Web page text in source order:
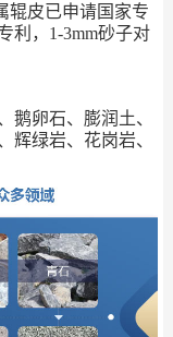
辊皮已申请国家专
利，1-3mm砂子对
鹅卵石、膨润土、
辉绿岩、花岗岩、